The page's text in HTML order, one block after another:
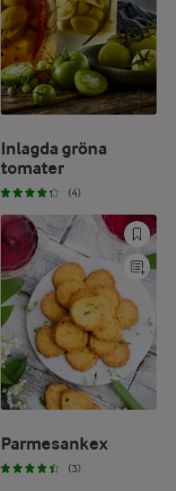
Inlagda gröna
tomater
(4)
Parmesankex
(3)